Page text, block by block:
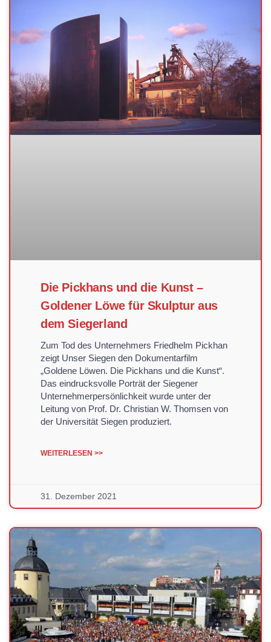
Die Pickhans und die Kunst –
Goldener Löwe für Skulptur aus
dem Siegerland
Zum Tod des Unternehmers Friedhelm Pickhan
zeigt Unser Siegen den Dokumentarfilm
„Goldene Löwen. Die Pickhans und die Kunst“.
Das eindrucksvolle Porträt der Siegener
Unternehmerpersönlichkeit wurde unter der
Leitung von Prof. Dr. Christian W. Thomsen von
der Universität Siegen produziert.
WEITERLESEN >>
31. Dezember 2021